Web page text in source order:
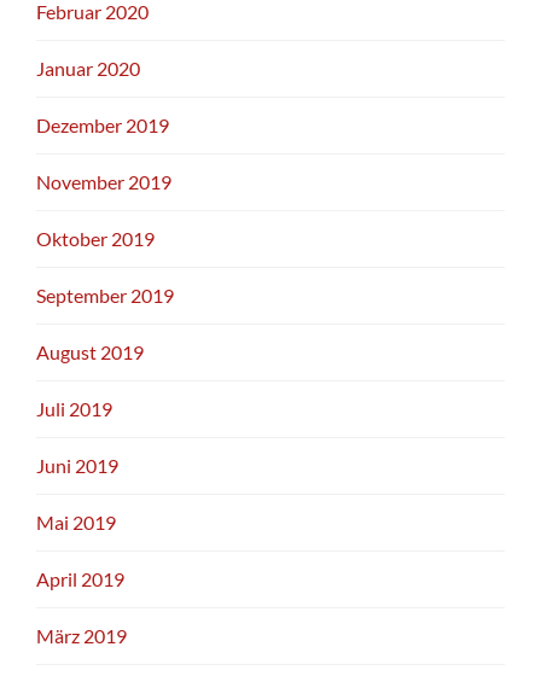
Februar 2020
Januar 2020
Dezember 2019
November 2019
Oktober 2019
September 2019
August 2019
Juli 2019
Juni 2019
Mai 2019
April 2019
März 2019